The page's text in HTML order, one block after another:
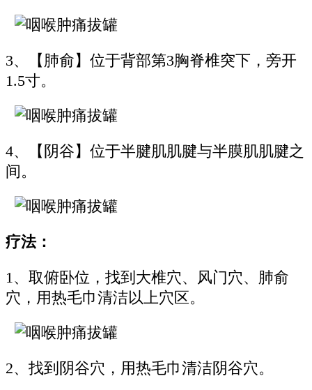
3、【肺俞】位于背部第3胸脊椎突下，旁开
1.5寸。
4、【阴谷】位于半腱肌肌腱与半膜肌肌腱之
间。
疗法：
1、取俯卧位，找到大椎穴、风门穴、肺俞
穴，用热毛巾清洁以上穴区。
2、找到阴谷穴，用热毛巾清洁阴谷穴。